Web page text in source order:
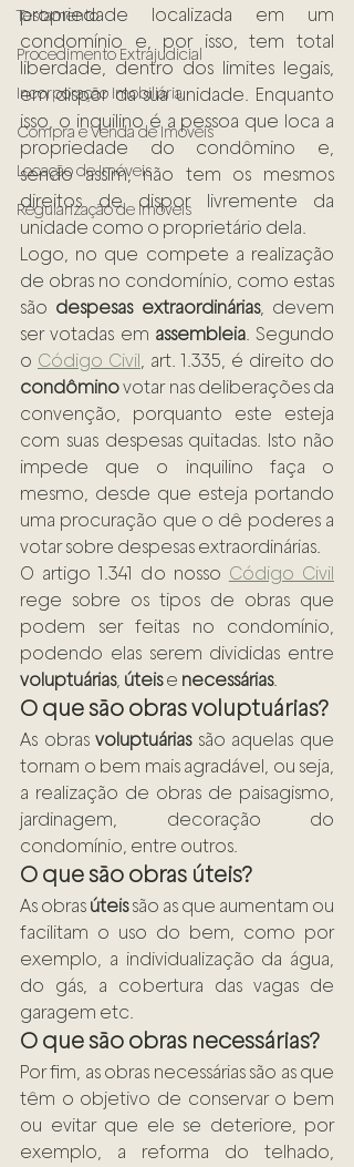
Testamento
Procedimento Extrajudicial
Incorporação Imobiliária
Compra e Venda de Imóveis
Locação de Imóveis
Regularização de Imóveis
propriedade localizada em um
condomínio e, por isso, tem total
liberdade, dentro dos limites legais,
em dispor da sua unidade. Enquanto
isso, o inquilino é a pessoa que loca a
propriedade do condômino e,
sendo assim, não tem os mesmos
direitos de dispor livremente da
unidade como o proprietário dela.
Logo, no que compete a realização
de obras no condomínio, como estas
são despesas extraordinárias, devem
ser votadas em assembleia. Segundo
o Código Civil
condômino votar nas deliberações da
convenção, porquanto este esteja
com suas despesas quitadas. Isto não
impede que o inquilino faça o
mesmo, desde que esteja portando
uma procuração que o dê poderes a
votar sobre despesas extraordinárias.
O artigo 1.341 do nosso Código Civil
rege sobre os tipos de obras que
podem ser feitas no condomínio,
voluptuárias, úteis e necessárias.
O que são obras voluptuárias?
As obras voluptuárias são aquelas que
tornam o bem mais agradável, ou seja,
a realização de obras de paisagismo,
jardinagem, decoração do
condomínio, entre outros.
O que são obras úteis?
As obras úteis são as que aumentam ou
facilitam o uso do bem, como por
exemplo, a individualização da água,
do gás, a cobertura das vagas de
garagem etc.
O que são obras necessárias?
Por fim, as obras necessárias são as que
têm o objetivo de conservar o bem
ou evitar que ele se deteriore, por
exemplo, a reforma do telhado,